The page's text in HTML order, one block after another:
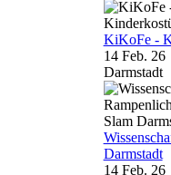
KiKoFe -
14 Feb. 26
Darmstadt
Darmstadt
14 Feb. 26